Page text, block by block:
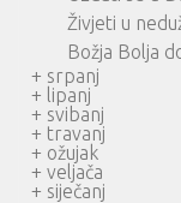
Živjeti u
Božja Bolja
+ srpanj
+ lipanj
+ svibanj
+ travanj
+ ožujak
+ veljača
+ siječanj